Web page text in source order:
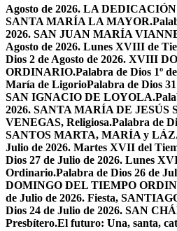
Agosto de 2026. LA
SANTA MARÍA LA MAYOR.
2026. SAN JUAN MARÍA
Agosto de 2026. Lunes XVIII de
Dios 2 de Agosto de 2026. XVIII
ORDINARIO.Palabra de Dios 1º
María de LigorioPalabra de Dios
SAN IGNACIO DE LOYOLA.
2026. SANTA MARÍA DE JESÚS
VENEGAS, Religiosa.Palabra de
SANTOS MARTA, MARÍA y
Julio de 2026. Martes XVII del
Dios 27 de Julio de 2026. Lunes
Ordinario.Palabra de Dios 26 de
DOMINGO DEL TIEMPO
de Julio de 2026. Fiesta,
Dios 24 de Julio de 2026. SAN
Presbítero.El futuro: Una, santa,